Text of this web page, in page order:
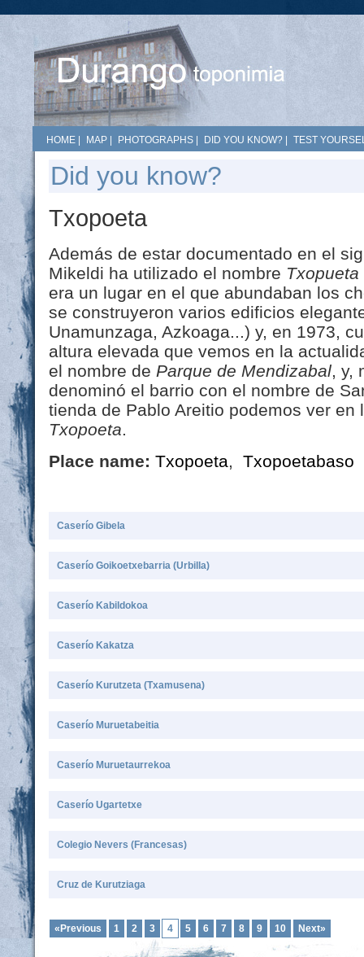
HOME MAP PHOTOGRAPHS DID YOU KNOW? TEST
Did you know?
Txopoeta
Además de estar documentado en el
Mikeldi ha utilizado el nombre Txopueta
era un lugar en el que abundaban los
se construyeron varios edificios
Unamunzaga, Azkoaga...) y, en 1973,
altura elevada que vemos en la
el nombre de Parque de Mendizabal, y,
denominó el barrio con el nombre de
tienda de Pablo Areitio podemos ver en
Txopoeta.
Place name: Txopoeta, Txopoetabaso
Caserío Gibela
Caserío Goikoetxebarria (Urbilla)
Caserío Kabildokoa
Caserío Kakatza
Caserío Kurutzeta (Txamusena)
Caserío Muruetabeitia
Caserío Muruetaurrekoa
Caserío Ugartetxe
Colegio Nevers (Francesas)
Cruz de Kurutziaga
«Previous 1 2 3 4 5 6 7 8 9 10 Next»